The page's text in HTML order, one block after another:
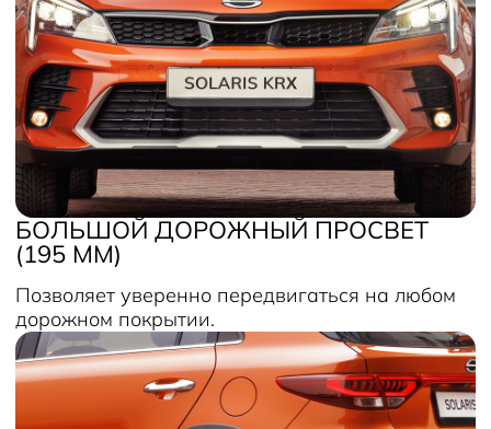
БОЛЬШОЙ ДОРОЖНЫЙ ПРОСВЕТ
(195 ММ)
Позволяет уверенно передвигаться на любом
дорожном покрытии.